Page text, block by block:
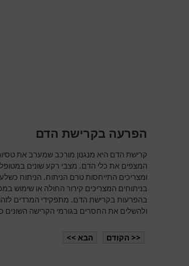
הפרעה בקרישת הדם
קרישת הדם היא מנגנון מורכב שמערב את
המצפים את כלי הדם. מצבי רקע שונים
ומצריכים התייחסות טרם הניתוח. הניתוח
בניתוחים המצריכים קירור החולה או שימוש
בהפרעות בקרישת הדם. מתפקידי המרדים
ולהשלים את החסרים בגורמי הקרישה השונים
<< הקודם הבא >>